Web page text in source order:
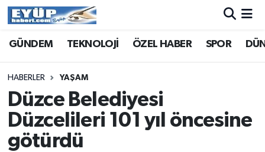
GÜNDEM TEKNOLOJİ ÖZEL HABER SPOR
HABERLER YAŞAM
Düzce Belediyesi
Düzcelileri 101 yıl öncesine
götürdü